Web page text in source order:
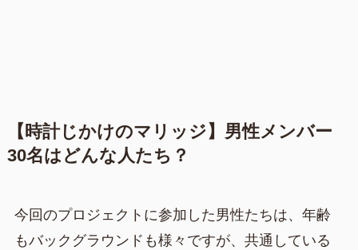
【時計じかけのマリッジ】男性メンバー
30名はどんな人たち？
今回のプロジェクトに参加した男性たちは、年齢
もバックグラウンドも様々ですが、共通している